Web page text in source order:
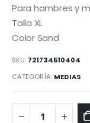
Para hombres y
Talla XL
Color Sand
SKU: 721734510404
CATEGORÍA: MEDIAS